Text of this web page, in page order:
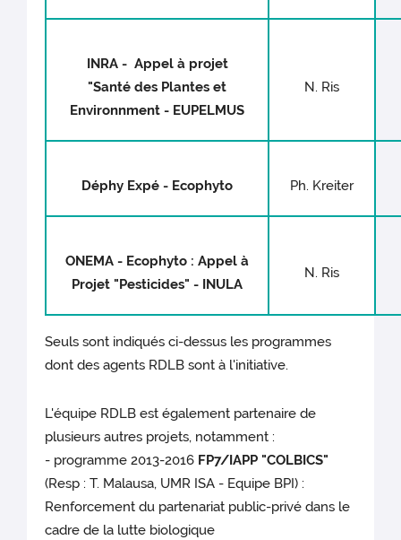
INRA - Appel à projet
"Santé des Plantes et
Environnment - EUPELMUS
N. Ris
Déphy Expé - Ecophyto Ph. Kreiter
ONEMA - Ecophyto : Appel à
Projet "Pesticides" - INULA
N. Ris
Seuls sont indiqués ci-dessus les programmes
dont des agents RDLB sont à l'initiative.
L'équipe RDLB est également partenaire de
plusieurs autres projets, notamment :
- programme 2013-2016 FP7/IAPP "COLBICS"
(Resp : T. Malausa, UMR ISA - Equipe BPI) :
Renforcement du partenariat public-privé dans le
cadre de la lutte biologique